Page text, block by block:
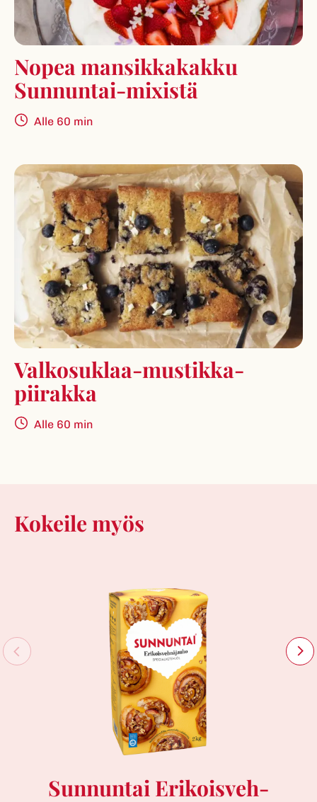
Nopea mansikkakakku
Sunnuntai-mixistä
Alle 60 min
Valkosuklaa-mus­tik­ka­
piirakka
Alle 60 min
Kokeile myös
Sunnuntai Erikoisveh­